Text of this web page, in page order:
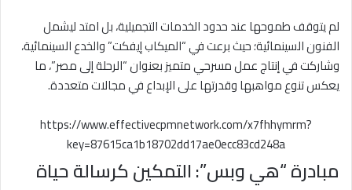
لم يتوقف طموحها عند حدود الخدمات التجميلية، بل امتد ليشمل
الفنون السينمائية؛ حيث برعت في “الميكاب إيفكت” والخدع السينمائية،
وشاركت في إنتاج عمل مسرحي متميز بعنوان “الرحلة إلى مصر”، ما
يعكس تنوع مواهبها وقدرتها على الإبداع في مجالات متعددة.
https://www.effectivecpmnetwork.com/x7fhhymrm?
key=87615ca1b18702dd17ae0ecc83cd248a
مبادرة “هي وبس”: التمكين كرسالة حياة